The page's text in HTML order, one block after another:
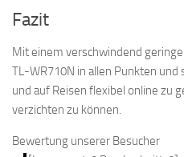
Fazit
Mit einem verschwindend
TL-WR710N in allen Punkten
und auf Reisen flexibel online zu
verzichten zu können.
Bewertung unserer Besucher